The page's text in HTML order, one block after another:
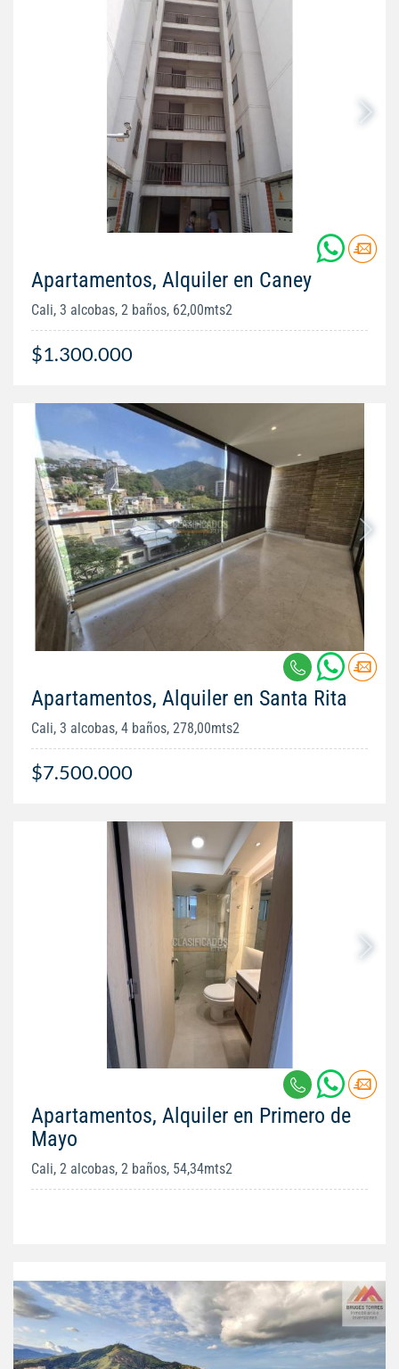
Apartamentos, Alquiler en Caney
Cali, 3 alcobas, 2 baños, 62,00mts2
$1.300.000
Apartamentos, Alquiler en Santa Rita
Cali, 3 alcobas, 4 baños, 278,00mts2
$7.500.000
Apartamentos, Alquiler en Primero de
Mayo
Cali, 2 alcobas, 2 baños, 54,34mts2